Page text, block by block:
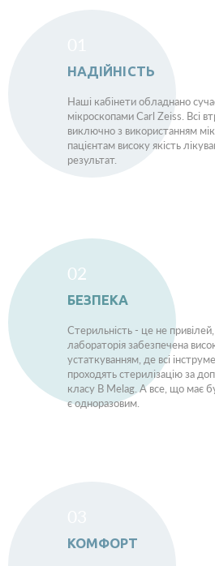
НАДІЙНІСТЬ
Наші кабінети обладнано
мікроскопами Carl Zeiss. Всі
виключно з використанням
пацієнтам високу якість
результат.
02
БЕЗПЕКА
Стерильність - це не
лабораторія забезпечена
устаткуванням, де всі
проходять стерилізацію за
класу В Melag. А все, що має
є одноразовим.
КОМФОРТ